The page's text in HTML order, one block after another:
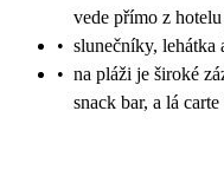
vede přímo z
• slunečníky, lehátka
• na pláži je široké
snack bar, a lá carte